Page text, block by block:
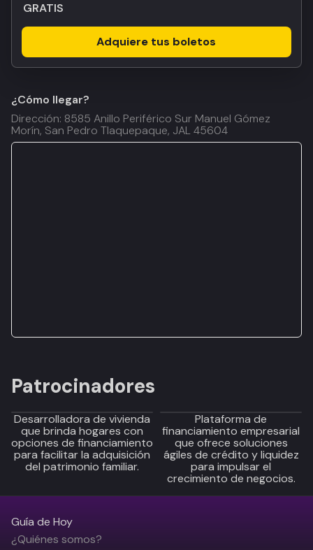
GRATIS
Adquiere tus boletos
¿Cómo llegar?
Dirección: 8585 Anillo Periférico Sur Manuel Gómez
Morín, San Pedro Tlaquepaque, JAL 45604
Patrocinadores
Desarrolladora de vivienda
que brinda hogares con
opciones de financiamiento
para facilitar la adquisición
del patrimonio familiar.
Plataforma de
financiamiento empresarial
que ofrece soluciones
ágiles de crédito y liquidez
para impulsar el
crecimiento de negocios.
Guía de Hoy
¿Quiénes somos?